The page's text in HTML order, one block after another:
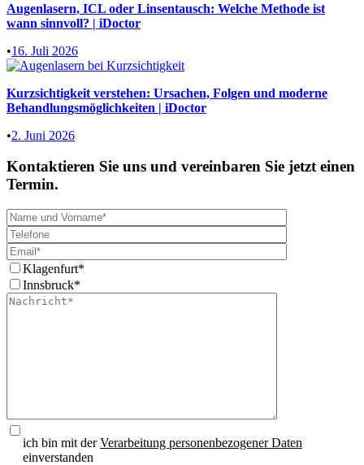
Augenlasern, ICL oder Linsentausch: Welche Methode ist
wann sinnvoll? | iDoctor
•16. Juli 2026
Kurzsichtigkeit verstehen: Ursachen, Folgen und moderne
Behandlungsmöglichkeiten | iDoctor
•2. Juni 2026
Kontaktieren Sie uns und vereinbaren Sie jetzt einen
Termin.
Klagenfurt*
Innsbruck*
ich bin mit derVerarbeitung personenbezogener Daten
einverstanden